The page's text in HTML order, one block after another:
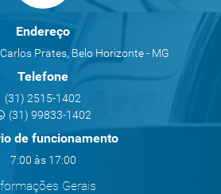
Endereço
Prates, Belo Horizonte - MG
Telefone
(31) 2515-1402
(31) 99833-1402
de funcionamento
7:00 às 17:00
Gerais